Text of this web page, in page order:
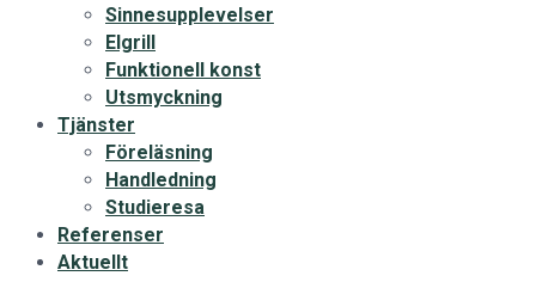
Sinnesupplevelser
Elgrill
Funktionell konst
Utsmyckning
Tjänster
Föreläsning
Handledning
Studieresa
Referenser
Aktuellt